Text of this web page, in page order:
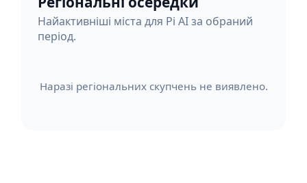
Найактивніші міста для Pi AI за обраний
період.
Наразі регіональних скупчень не виявлено.